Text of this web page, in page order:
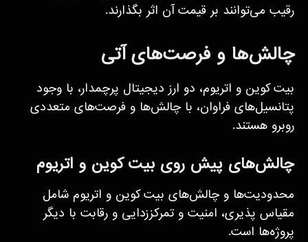
رقیب می‌توانند بر قیمت آن اثر بگذارند.
چالش‌ها و فرصت‌های آتی
بیت کوین و اتریوم، دو ارز دیجیتال پرچمدار، با وجود
پتانسیل‌های فراوان، با چالش‌ها و فرصت‌های متعددی
روبرو هستند.
چالش‌های پیش روی بیت کوین و اتریوم
محدودیت‌ها و چالش‌های بیت کوین و اتریوم شامل
مقیاس پذیری، امنیت و تمرکززدایی و رقابت با دیگر
پروژه‌ها است.